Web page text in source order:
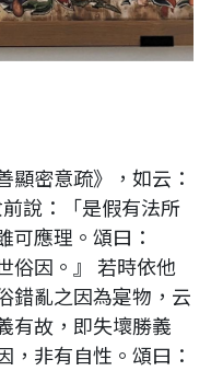
顯密意疏》，如云：
前說：「是假有法所
可應理。頌曰：
俗因。』 若時依他
錯亂之因為寔物，云
有故，即失壞勝義
，非有自性。頌曰：